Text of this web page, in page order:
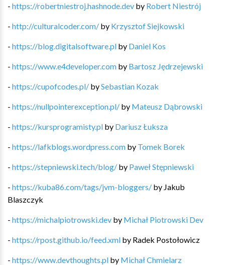
- https://robertniestroj.hashnode.dev by Robert Niestrój
- http://culturalcoder.com/ by Krzysztof Siejkowski
- https://blog.digitalsoftware.pl by Daniel Kos
- https://www.e4developer.com by Bartosz Jędrzejewski
- https://cupofcodes.pl/ bySebastian Kozak
- https://nullpointerexception.pl/ by Mateusz Dąbrowski
- https://kursprogramisty.pl by Dariusz Łuksza
- https://lafkblogs.wordpress.com by Tomek Borek
- https://stepniewski.tech/blog/ by Paweł Stępniewski
- https://kuba86.com/tags/jvm-bloggers/ by Jakub
Blaszczyk
- https://michalpiotrowski.dev by Michał Piotrowski Dev
- https://rpost.github.io/feed.xml by Radek Postołowicz
- https://www.devthoughts.pl by Michał Chmielarz